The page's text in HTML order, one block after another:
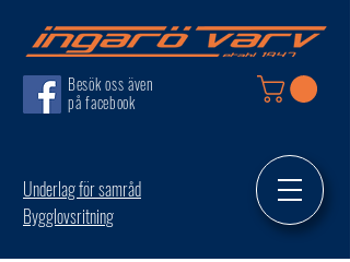
Besök oss även
på facebook
Underlag för samråd
Bygglovsritning